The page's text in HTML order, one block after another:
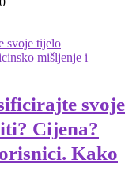
svoje
Cijena?
Kako